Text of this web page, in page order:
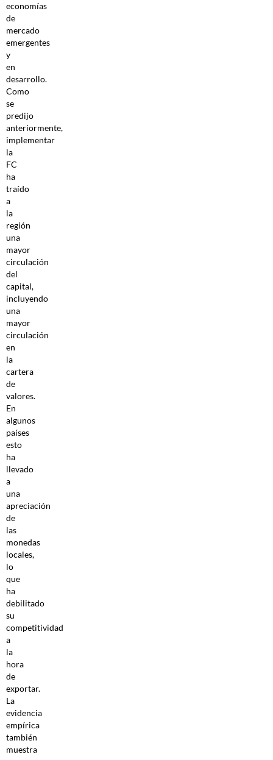
economías
de
mercado
emergentes
y
en
desarrollo.
Como
se
predijo
anteriormente,
implementar
la
FC
ha
traído
a
la
región
una
mayor
circulación
del
capital,
incluyendo
una
mayor
circulación
en
la
cartera
de
valores.
En
algunos
países
esto
ha
llevado
a
una
apreciación
de
las
monedas
locales,
lo
que
ha
debilitado
su
competitividad
a
la
hora
de
exportar.
La
evidencia
empírica
también
muestra